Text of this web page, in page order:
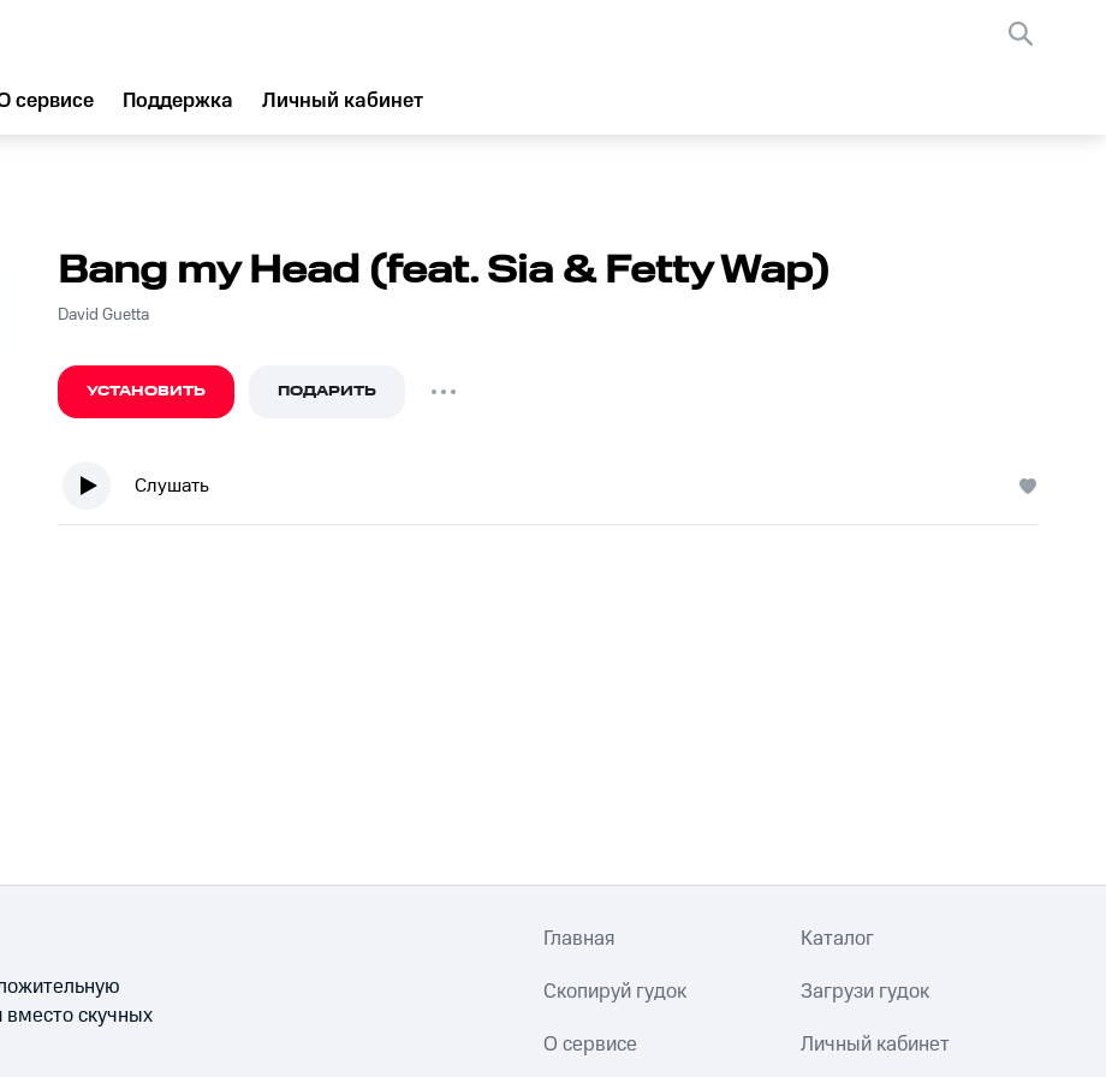
сервисе Поддержка Личный кабинет
Bang my Head (feat. Sia & Fetty Wap)
David Guetta
УСТАНОВИТЬ ПОДАРИТЬ
Слушать
вместо скучных
Главная Каталог
Скопируй гудок Загрузи гудок
О сервисе Личный кабинет